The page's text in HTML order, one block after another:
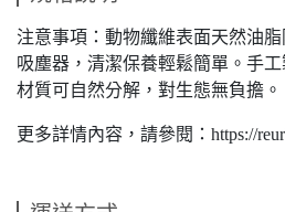
注意事項：動物纖維表面天然油
吸塵器，清潔保養輕鬆簡單。手
材質可自然分解，對生態無負擔。
更多詳情內容，請參閱：https://